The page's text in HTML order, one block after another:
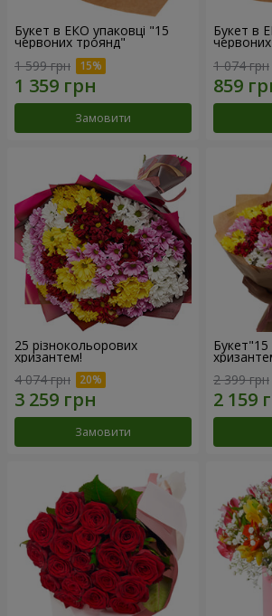
Букет в ЕКО упаковці "15
червоних троянд"
1 599 грн
Замовити
Букет в
1 074 грн
25 різнокольорових
хризантем!
4 074 грн
Замовити
2 399 грн